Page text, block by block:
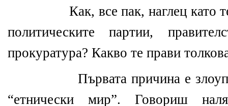
Как, все пак, наглец като
политическите партии,
прокуратура? Какво те прави
Първата причина е
“етнически мир”. Говориш